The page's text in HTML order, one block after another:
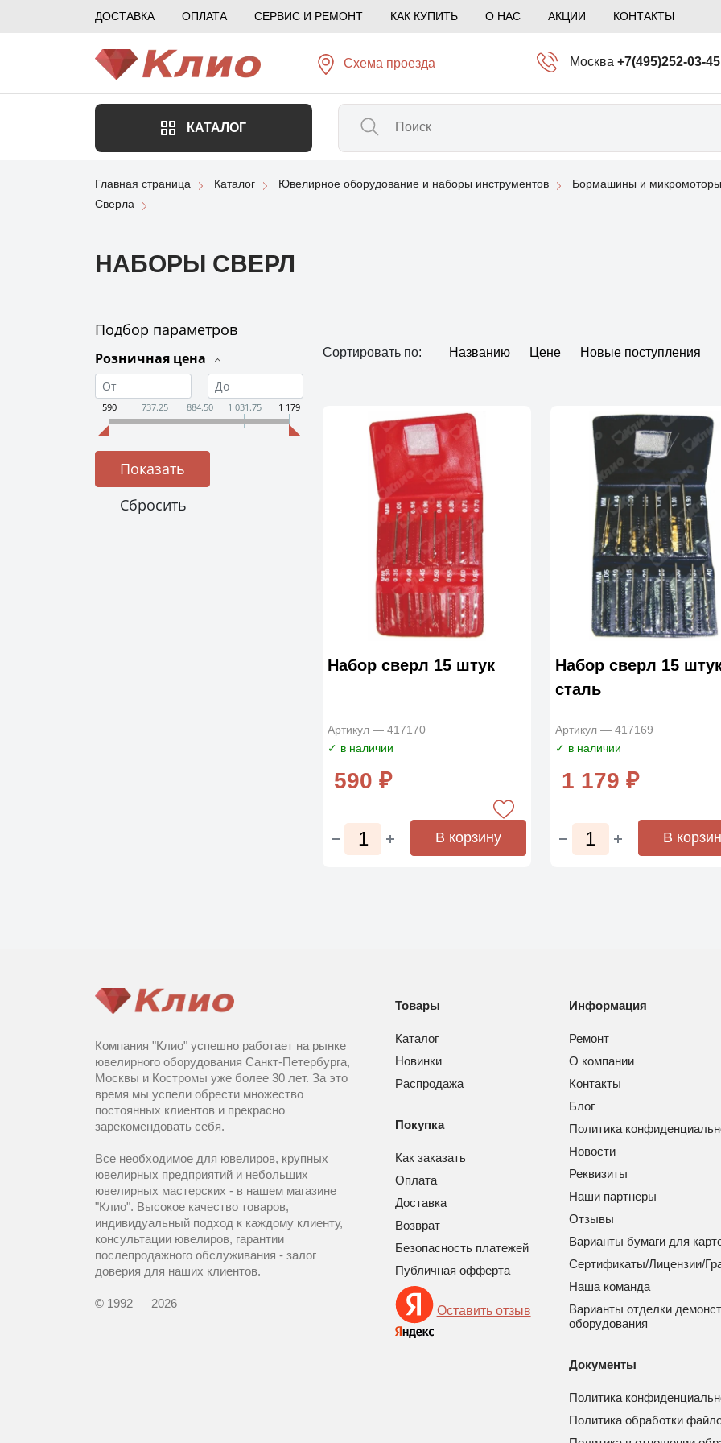
ДОСТАВКА ОПЛАТА СЕРВИС И РЕМОНТ КАК КУПИТЬ О НАС АКЦИИ КОНТАКТЫ
Схема проезда Москва +7(495)252-03-45
КАТАЛОГ
Главная страница Каталог Ювелирное оборудование и наборы инструментов
Бормашины и
Сверла
НАБОРЫ СВЕРЛ
Подбор параметров
Розничная цена
590 737.25 884.50 1 031.75 1 179
Сортировать по: Названию Цене Новые поступления
Набор сверл 15 штук
Артикул — 417170
✓ в наличии
590 ₽
В корзину
Набор сверл 15
сталь
Артикул — 417169
✓ в наличии
1 179 ₽
В
Компания "Клио" успешно работает на рынке
ювелирного оборудования Санкт-Петербурга,
Москвы и Костромы уже более 30 лет. За это
время мы успели обрести множество
постоянных клиентов и прекрасно
зарекомендовать себя.
Все необходимое для ювелиров, крупных
ювелирных предприятий и небольших
ювелирных мастерских - в нашем магазине
"Клио". Высокое качество товаров,
индивидуальный подход к каждому клиенту,
консультации ювелиров, гарантии
послепродажного обслуживания - залог
доверия для наших клиентов.
© 1992 — 2026
Товары
Каталог
Новинки
Распродажа
Покупка
Как заказать
Оплата
Доставка
Возврат
Безопасность платежей
Публичная офферта
Оставить отзыв
Информация
Ремонт
О компании
Контакты
Блог
Политика
Новости
Реквизиты
Наши партнеры
Отзывы
Варианты бумаги для
Сертификаты/Лицензии/
Наша команда
Варианты отделки
оборудования
Документы
Политика
Политика обработки